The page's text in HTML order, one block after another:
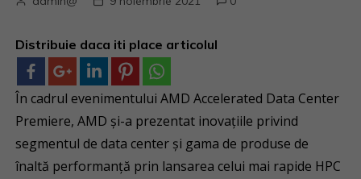
Distribuie daca iti place articolul
În cadrul evenimentului AMD Accelerated Data Center
Premiere, AMD și-a prezentat inovațiile privind
segmentul de data center și gama de produse de
înaltă performanță prin lansarea celui mai rapide HPC